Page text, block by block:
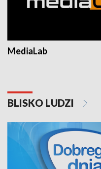
MediaLab
BLISKO LUDZI